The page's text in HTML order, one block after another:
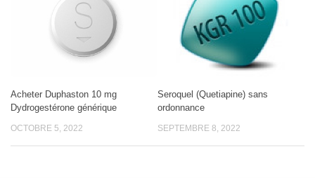
Acheter Duphaston 10 mg
Dydrogestérone générique
OCTOBRE 5, 2022
Seroquel (Quetiapine) sans
ordonnance
SEPTEMBRE 8, 2022